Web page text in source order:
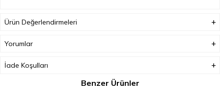
Ürün Değerlendirmeleri
Yorumlar
İade Koşulları
Benzer Ürünler